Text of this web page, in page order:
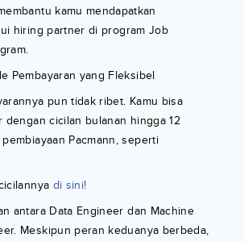
kamu mendapatkan
hiring partner di program Job
Pembayaran yang Fleksibel
pun tidak ribet. Kamu bisa
dengan cicilan bulanan hingga 12
Pacmann, seperti
di sini!
antara Data Engineer dan Machine
Meskipun peran keduanya berbeda,